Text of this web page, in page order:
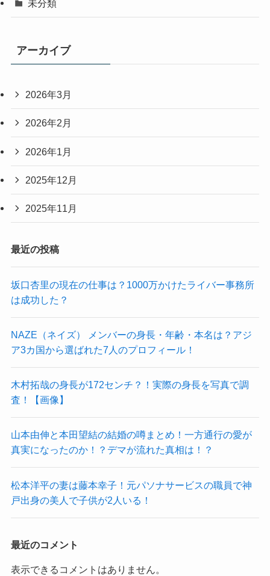
未分類
アーカイブ
2026年3月
2026年2月
2026年1月
2025年12月
2025年11月
最近の投稿
坂口杏里の現在の仕事は？1000万かけたライバー事務所
は成功した？
NAZE（ネイズ） メンバーの身長・年齢・本名は？アジ
ア3カ国から選ばれた7人のプロフィール！
木村拓哉の身長が172センチ？！実際の身長を写真で調
査！【画像】
山本由伸と本田望結の結婚の噂まとめ！一方通行の愛が
真実になったのか！？デマが流れた真相は！？
松本洋平の妻は藤本幸子！元パソナサービスの職員で神
戸出身の美人で子供が2人いる！
最近のコメント
表示できるコメントはありません。